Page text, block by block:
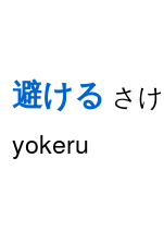
避ける さ
yokeru